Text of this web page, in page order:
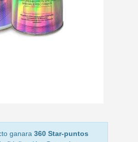
Paga en 4 plazos sin
Obtenga su presupuesto
ganara 360 Star-puntos